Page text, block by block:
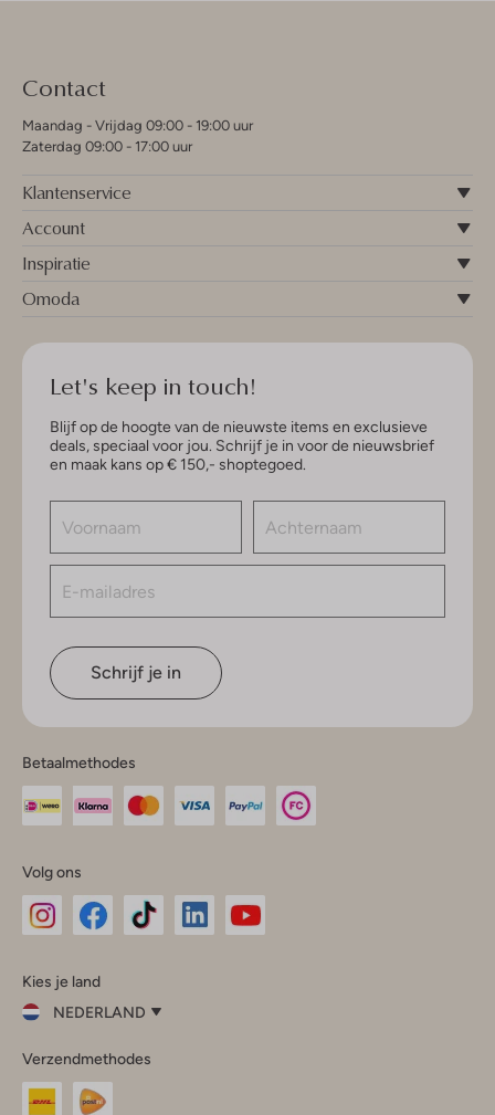
Contact
Maandag - Vrijdag 09:00 - 19:00 uur
Zaterdag 09:00 - 17:00 uur
Klantenservice
Account
Inspiratie
Omoda
Let's keep in touch!
Blijf op de hoogte van de nieuwste items en exclusieve
deals, speciaal voor jou. Schrijf je in voor de nieuwsbrief
en maak kans op € 150,- shoptegoed.
Schrijf je in
Betaalmethodes
Volg ons
InstagramFacebook
Kies je land
NEDERLAND
je
land
Verzendmethodes